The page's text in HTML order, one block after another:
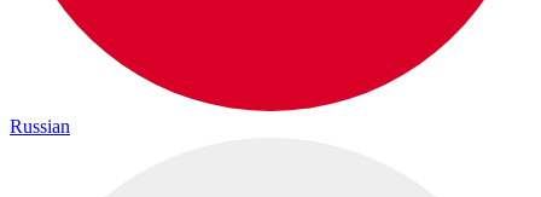
Russian